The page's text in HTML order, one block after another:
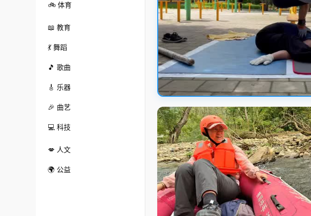
🚲 体育
📖 教育
💃 舞蹈
🎵 歌曲
🎸 乐器
🎉 曲艺
💻 科技
💋 人文
🌍 公益